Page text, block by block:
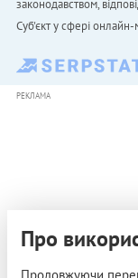
законодавством,
Cуб'єкт у сфері
РЕКЛАМА
Про